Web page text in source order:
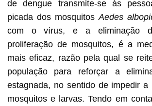
de dengue transmite-se às
picada dos mosquitosAedes
com o vírus, e a eliminação
proliferação de mosquitos, é a
mais eficaz, razão pela qual se
população para reforçar a
estagnada, no sentido de impedir a
mosquitos e larvas. Tendo em